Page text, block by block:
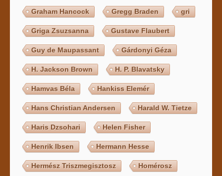
Graham Hancock Gregg Braden gri
Griga Zsuzsanna Gustave Flaubert
Guy de Maupassant Gárdonyi Géza
H. Jackson Brown H. P. Blavatsky
Hamvas Béla Hankiss Elemér
Hans Christian Andersen Harald W. Tietze
Haris Dzsohari Helen Fisher
Henrik Ibsen Hermann Hesse
Hermész Triszmegisztosz Homérosz